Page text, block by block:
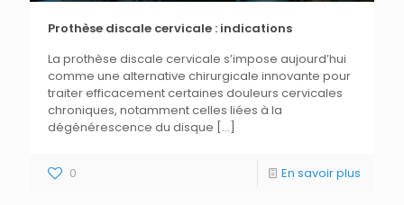
Prothèse discale cervicale : indications
La prothèse discale cervicale s’impose aujourd’hui
comme une alternative chirurgicale innovante pour
traiter efficacement certaines douleurs cervicales
chroniques, notamment celles liées à la
dégénérescence du disque […]
0 En savoir plus